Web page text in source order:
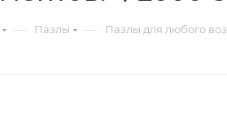
— Пазлы — Пазлы для любого